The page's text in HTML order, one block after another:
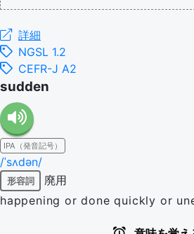
詳細
NGSL 1.2
CEFR-J A2
sudden
IPA（発音記号）
/ˈsʌdən/
形容詞
廃用
happening or done quickly or